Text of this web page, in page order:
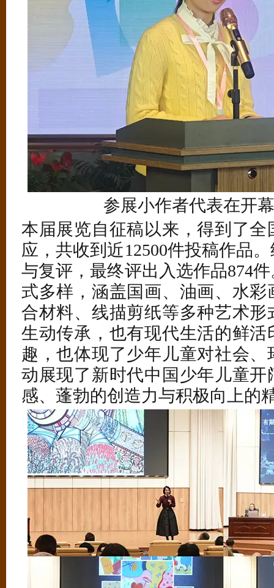
参展小作者代表在开
本届展览自征稿以来，得到了
应，共收到近12500件投稿作品
与复评，最终评出入选作品874
式多样，涵盖国画、油画、水
合材料、线描剪纸等多种艺术
生动传承，也有现代生活的鲜
趣，也体现了少年儿童对社会
动展现了新时代中国少年儿童
感、蓬勃的创造力与积极向上的